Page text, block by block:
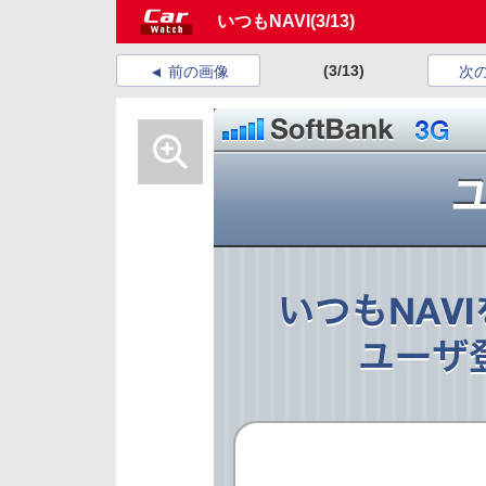
いつもNAVI (3/13)
前の画像 (3/13) 次